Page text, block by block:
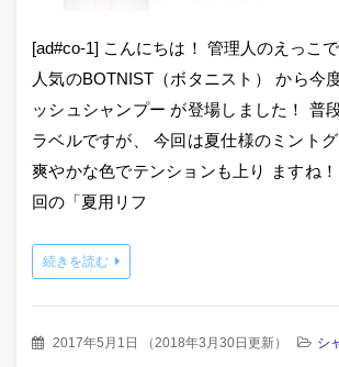
[ad#co-1] こんにちは！ 管理人のえっこ
人気のBOTNIST（ボタニスト） から今
ッシュシャンプー が登場しました！ 普
ラベルですが、 今回は夏仕様のミント
爽やかな色でテンションも上り ますね
回の「夏用リフ
続きを読む
2017年5月1日 （2018年3月30日更新） シ